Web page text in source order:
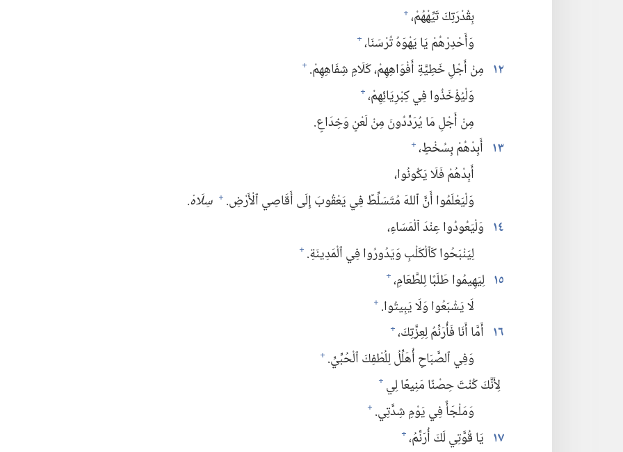
بِقُدْرَتِكَ تَيِّهْهُمْ،‏+
وَأَحْدِرْهُمْ يَا يَهْوَهُ تُرْسَنَا،‏+
١٢ مِنْ أَجْلِ خَطِيَّةِ أَفْوَاهِهِمْ،‏ كَلَامِ شِفَاهِهِمْ.‏ +
وَلْيُؤْخَذُوا فِي كِبْرِيَائِهِمْ،‏+
مِنْ أَجْلِ مَا يُرَدِّدُونَ مِنْ لَعْنٍ وَخِدَاعٍ.‏
١٣ أَبِدْهُمْ بِسُخْطٍ،‏+
أَبِدْهُمْ فَلَا يَكُونُوا،‏
وَلْيَعْلَمُوا أَنَّ ٱللهَ مُتَسَلِّطٌ فِي يَعْقُوبَ إِلَى أَقَاصِي ٱلْأَرْضِ.‏ + سِلَاهْ.‏
١٤ وَلْيَعُودُوا عِنْدَ ٱلْمَسَاءِ،‏
لِيَنْبَحُوا كَٱلْكَلْبِ وَيَدُورُوا فِي ٱلْمَدِينَةِ.‏ +
١٥ لِيَهِيمُوا طَلَبًا لِلطَّعَامِ،‏+
لَا يَشْبَعُوا وَلَا يَبِيتُوا.‏ +
١٦ أَمَّا أَنَا فَأُرَنِّمُ لِعِزَّتِكَ،‏+
وَفِي ٱلصَّبَاحِ أُهَلِّلُ لِلُطْفِكَ ٱلْحُبِّيِّ.‏ +
لِأَنَّكَ كُنْتَ حِصْنًا مَنِيعًا لِي +
وَمَلْجَأً فِي يَوْمِ شِدَّتِي.‏ +
١٧ يَا قُوَّتِي لَكَ أُرَنِّمُ،‏+